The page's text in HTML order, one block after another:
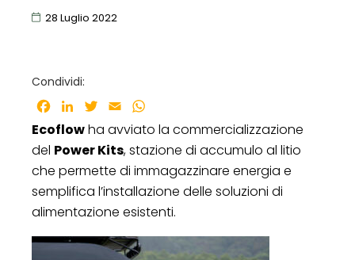
28 Luglio 2022
Condividi:
Facebook
LinkedInTwitter
Email
Ecoflowha avviato la commercializzazione
del Power Kits, stazione di accumulo al litio
che permette di immagazzinare energia e
semplifica l’installazione delle soluzioni di
alimentazione esistenti.